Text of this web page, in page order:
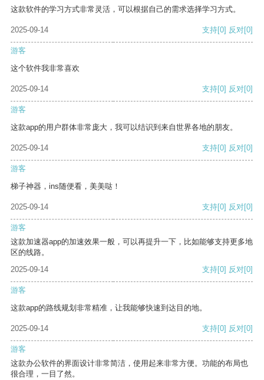
这款软件的学习方式非常灵活，可以根据自己的需求选择学习方式。
2025-09-14 支持[0] 反对[0]
游客
这个软件我非常喜欢
2025-09-14 支持[0] 反对[0]
游客
这款app的用户群体非常庞大，我可以结识到来自世界各地的朋友。
2025-09-14 支持[0] 反对[0]
游客
梯子神器，ins随便看，美美哒！
2025-09-14 支持[0] 反对[0]
游客
这款加速器app的加速效果一般，可以再提升一下，比如能够支持更多地
区的线路。
2025-09-14
支持[0] 反对[0]
游客
这款app的路线规划非常精准，让我能够快速到达目的地。
2025-09-14 支持[0] 反对[0]
游客
这款办公软件的界面设计非常简洁，使用起来非常方便。功能的布局也
很合理，一目了然。